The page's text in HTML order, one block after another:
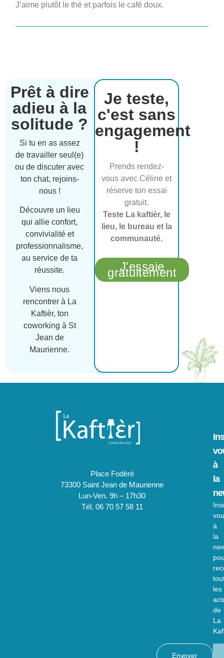
J’aime plutôt le thé et parfois le café doux.
Prêt à dire
adieu à la
solitude ?
Si tu en as assez
de travailler seul(e)
ou de discuter avec
ton chat, rejoins-
nous !
Découvre un lieu
qui allie confort,
convivialité et
professionnalisme,
au service de ta
réussite.
Viens nous
rencontrer à La
Kaftièr, ton
coworking à St
Jean de
Maurienne.
Je teste,
c'est sans
engagement
!
Prends rendez-
vous avec Céline et
réserve ton essai
gratuit.
Teste La kaftièr, le
lieu, le bureau et la
communauté.
J'essaie
gratuitement
Place Fodéré
73300 Saint Jean de Maurienne
Lun-Ven. 9h – 17h30
Tél. 06 70 57 58 11
à
la
à
la
les
de
La
Envoyer